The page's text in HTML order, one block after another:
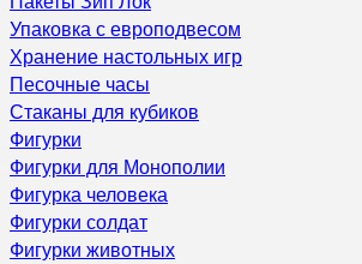
Упаковка с европодвесом
Хранение настольных игр
Песочные часы
Стаканы для кубиков
Фигурки
Фигурки для Монополии
Фигурка человека
Фигурки солдат
Фигурки животных